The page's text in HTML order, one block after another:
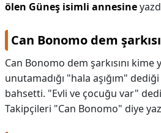
ölen Güneş isimli annesine
Can Bonomo dem
Can Bonomo dem şarkısını kime
unutamadığı "hala aşığım"
bahsetti. "Evli ve çocuğu var"
Takipçileri "Can Bonomo" diye